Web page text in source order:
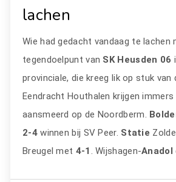
lachen
Wie had gedacht vandaag te lachen
tegendoelpunt van SK Heusden 06
provinciale, die kreeg lik op stuk van
Eendracht Houthalen krijgen immers
aansmeerd op de Noordberm.
2-4winnen bij SV Peer. Statie
Breugel met 4-1 . Wijshagen-Anadol